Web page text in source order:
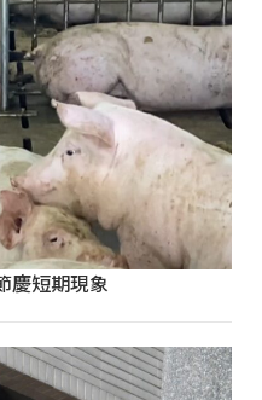
慶短期現象